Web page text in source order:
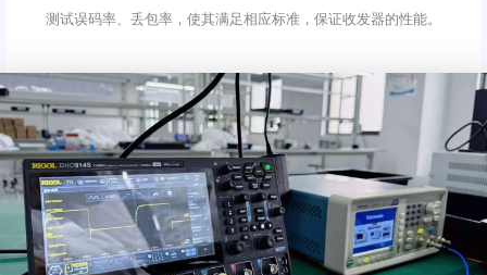
测试误码率、丢包率，使其满足相应标准，保证收发器的性能。